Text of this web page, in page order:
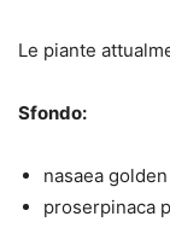
Le piante
Sfondo:
nasaea golden
proserpinaca